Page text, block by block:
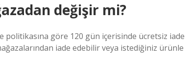
değişir mi?
politikasına göre 120 gün içerisinde ücretsiz iade
iade edebilir veya istediğiniz ürünle